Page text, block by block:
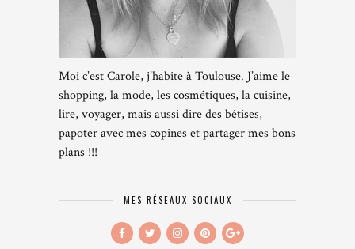
Moi c’est Carole, j’habite à Toulouse. J’aime le
shopping, la mode, les cosmétiques, la cuisine,
lire, voyager, mais aussi dire des bêtises,
papoter avec mes copines et partager mes bons
plans !!!
MES RÉSEAUX SOCIAUX